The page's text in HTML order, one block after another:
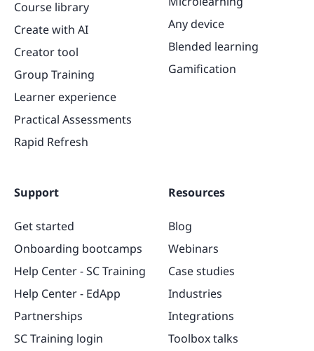
Course library
Create with AI
Creator tool
Group Training
Learner experience
Practical Assessments
Rapid Refresh
Any device
Blended learning
Gamification
Support
Get started
Onboarding bootcamps
Help Center - SC Training
Help Center - EdApp
Partnerships
SC Training login
Resources
Blog
Webinars
Case studies
Industries
Integrations
Toolbox talks